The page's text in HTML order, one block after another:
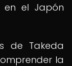
el Japón
de Takeda
la